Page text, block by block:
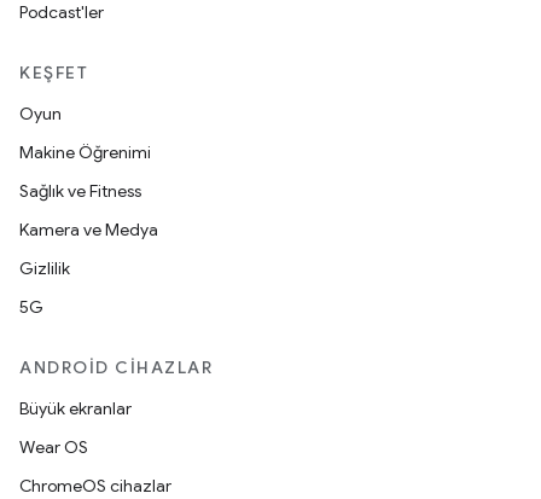
Podcast'ler
KEŞFET
Oyun
Makine Öğrenimi
Sağlık ve Fitness
Kamera ve Medya
Gizlilik
5G
ANDROID CIHAZLAR
Büyük ekranlar
Wear OS
ChromeOS cihazlar